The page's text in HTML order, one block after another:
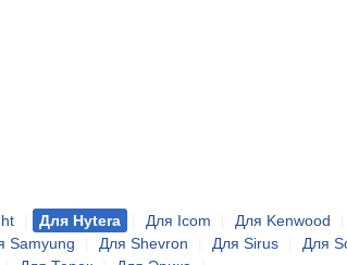
Для Hytera Для Icom Для Kenwood
Samyung Для Shevron Для Sirus Для